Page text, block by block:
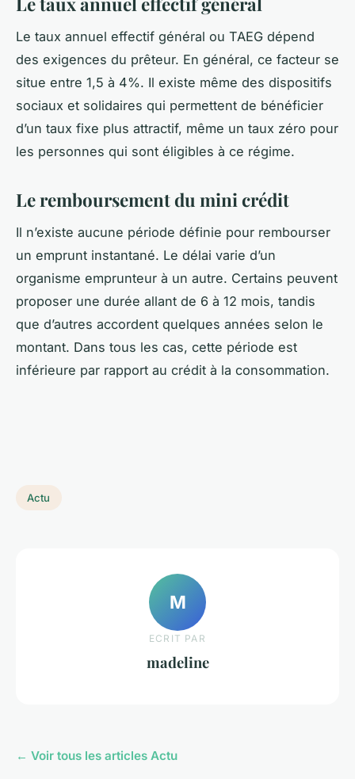
Le taux annuel effectif général ou TAEG dépend
des exigences du prêteur. En général, ce facteur se
situe entre 1,5 à 4%. Il existe même des dispositifs
sociaux et solidaires qui permettent de bénéficier
d’un taux fixe plus attractif, même un taux zéro pour
les personnes qui sont éligibles à ce régime.
Le remboursement du mini crédit
Il n’existe aucune période définie pour rembourser
un emprunt instantané. Le délai varie d’un
organisme emprunteur à un autre. Certains peuvent
proposer une durée allant de 6 à 12 mois, tandis
que d’autres accordent quelques années selon le
montant. Dans tous les cas, cette période est
inférieure par rapport au crédit à la consommation.
Actu
M
ECRIT PAR
madeline
← Voir tous les articles Actu